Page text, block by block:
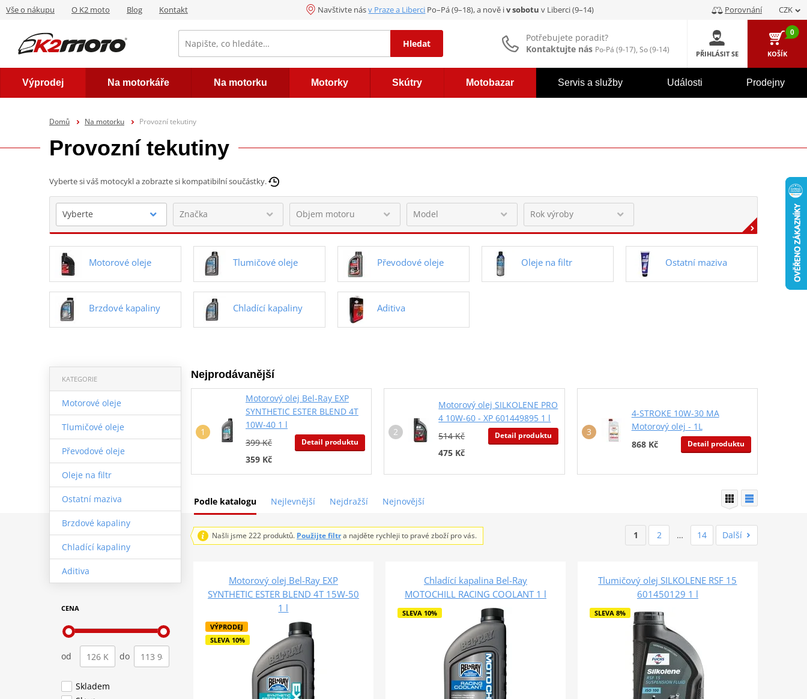
Vše o nákupu O K2 moto Blog Kontakt Navštivte násv Praze a Liberci Po–Pá (9–18), a nově iv sobotu v Liberci (9–14) Porovnání CZK
Hledat
Potřebujete poradit?
Kontaktujte nás Po-Pá (9-17), So (9-14) PŘIHLÁSIT SE
0
KOŠÍK
Výprodej Na motorkáře Na motorku Motorky Skútry Motobazar Servis a služby Události Prodejny
Domů Na motorku Provozní tekutiny
Provozní tekutiny
Vyberte si váš motocykl a zobrazte si kompatibilní součástky.
Motorové oleje Tlumičové oleje Převodové oleje Oleje na filtr Ostatní maziva
Brzdové kapaliny Chladící kapaliny Aditiva
Nejprodávanější
Motorový olej Bel-Ray EXP
SYNTHETIC ESTER BLEND 4T
10W-40 1 l
399 Kč
359 Kč
Detail produktu
Motorový olej SILKOLENE PRO
4 10W-60 - XP 601449895 1 l
514 Kč
475 Kč
Detail produktu
4-STROKE 10W-30 MA
Motorový olej - 1L
868 Kč
Detail produktu
Podle katalogu Nejlevnější Nejdražší Nejnovější
KATEGORIE
Motorové oleje
Tlumičové oleje
Převodové oleje
Oleje na filtr
Ostatní maziva
Brzdové kapaliny
Chladící kapaliny
Aditiva
CENA
od do
Skladem
1 2 … 14 Další
Našli jsme 222 produktů. Použijte filtra najděte rychleji to pravé zboží pro vás.
Motorový olej Bel-Ray EXP
SYNTHETIC ESTER BLEND 4T 15W-50
1 l
VÝPRODEJ
SLEVA 10%
Chladící kapalina Bel-Ray
MOTOCHILL RACING COOLANT 1 l
SLEVA 10%
Tlumičový olej SILKOLENE RSF 15
601450129 1 l
SLEVA 8%